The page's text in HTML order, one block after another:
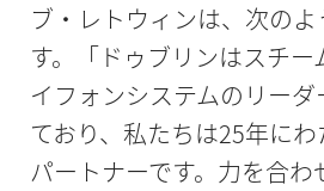
ブ・レトウィンは、次の
す。「ドゥブリンはスチ
イフォンシステムのリー
ており、私たちは25年に
パートナーです。力を合わ